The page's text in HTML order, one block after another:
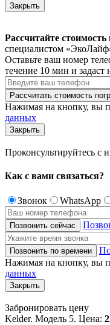
Закрыть
Рассчитайте стоимость
специалистом
Оставьте ваш номер
течение 10 мин и задаст
Нажимая на кнопку, вы
данных
Закрыть
Проконсультируйтесь
Как с вами связаться?
Звонок WhatsApp
Нажимая на кнопку, вы
данных
Закрыть
Забронировать цену
Kelder. Модель 5. Цена: